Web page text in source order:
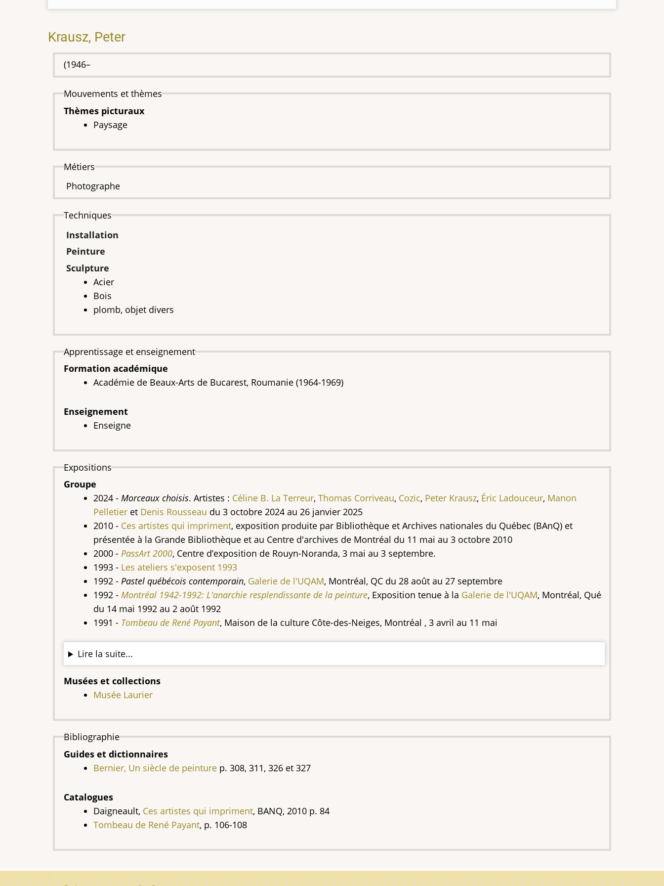
Krausz, Peter
(1946–
Mouvements et thèmes
Thèmes picturaux
Paysage
Métiers
Photographe
Techniques
Installation
Peinture
Sculpture
Acier
Bois
plomb, objet divers
Apprentissage et enseignement
Formation académique
Académie de Beaux-Arts de Bucarest, Roumanie (1964-1969)
Enseignement
Enseigne
Expositions
Groupe
2024 - Morceaux choisis. Artistes : Céline B. La Terreur, Thomas Corriveau, Cozic, Peter Krausz, Éric Ladouceur, Manon
Pelletier et Denis Rousseau du 3 octobre 2024 au 26 janvier 2025
2010 - Ces artistes qui impriment, exposition produite par Bibliothèque et Archives nationales du Québec (BAnQ) et
présentée à la Grande Bibliothèque et au Centre d'archives de Montréal du 11 mai au 3 octobre 2010
2000 - PassArt 2000, Centre d’exposition de Rouyn-Noranda, 3 mai au 3 septembre.
1993 - Les ateliers s'exposent 1993
1992 - Pastel québécois contemporain, Galerie de l'UQAM, Montréal, QC du 28 août au 27 septembre
1992 - Montréal 1942-1992: L'anarchie resplendissante de la peinture, Exposition tenue à la Galerie de l'UQAM, Montréal, Qué
du 14 mai 1992 au 2 août 1992
1991 - Tombeau de René Payant, Maison de la culture Côte-des-Neiges, Montréal , 3 avril au 11 mai
Lire la suite...
Musées et collections
Musée Laurier
Bibliographie
Guides et dictionnaires
Bernier, Un siècle de peinture p. 308, 311, 326 et 327
Catalogues
Daigneault, Ces artistes qui impriment, BANQ, 2010 p. 84
Tombeau de René Payant, p. 106-108